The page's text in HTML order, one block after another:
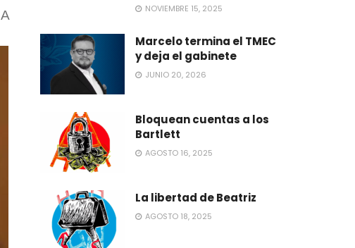
A NOVIEMBRE 15, 2025
Marcelo termina el TMEC
y deja el gabinete
JUNIO 20, 2026
Bloquean cuentas a los
Bartlett
AGOSTO 16, 2025
La libertad de Beatriz
AGOSTO 18, 2025